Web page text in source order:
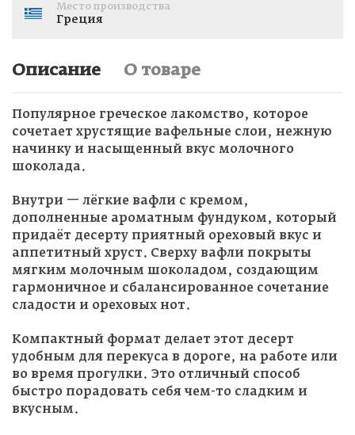
Место производства
Греция
Описание О товаре
Популярное греческое лакомство, которое
сочетает хрустящие вафельные слои, нежную
начинку и насыщенный вкус молочного
шоколада.
Внутри — лёгкие вафли с кремом,
дополненные ароматным фундуком, который
придаёт десерту приятный ореховый вкус и
аппетитный хруст. Сверху вафли покрыты
мягким молочным шоколадом, создающим
гармоничное и сбалансированное сочетание
сладости и ореховых нот.
Компактный формат делает этот десерт
удобным для перекуса в дороге, на работе или
во время прогулки. Это отличный способ
быстро порадовать себя чем-то сладким и
вкусным.